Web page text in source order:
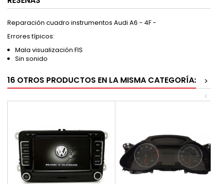
Reparación cuadro instrumentos Audi A6 - 4F -
Errores típicos:
Mala visualización FIS
Sin sonido
16 OTROS PRODUCTOS EN LA MISMA CATEGORÍA:
>
<